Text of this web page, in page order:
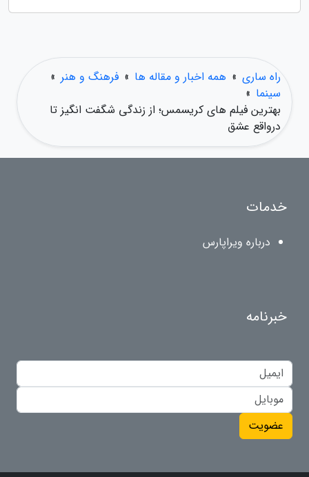
راه ساری » همه اخبار و مقاله ها » فرهنگ و هنر »
سینما »
بهترین فیلم های کریسمس؛ از زندگی شگفت انگیز تا
درواقع عشق
خدمات
درباره ویراپارس
خبرنامه
عضویت